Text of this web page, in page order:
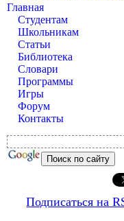
Главная
Студентам
Школьникам
Статьи
Библиотека
Словари
Программы
Игры
Форум
Контакты
Подписаться на